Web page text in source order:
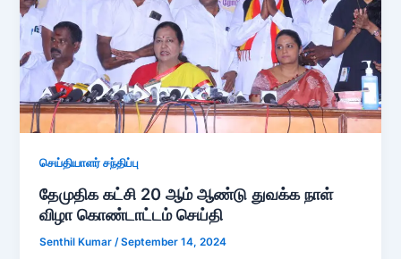
செய்தியாளர் சந்திப்பு
தேமுதிக கட்சி 20 ஆம் ஆண்டு துவக்க நாள்
விழா கொண்டாட்டம் செய்தி
Senthil Kumar/September 14, 2024